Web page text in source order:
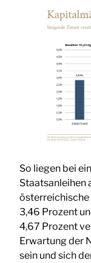
So liegen bei
Staatsanleihen
österreichische
3,46 Prozent
4,67 Prozent
Erwartung der
sein und sich